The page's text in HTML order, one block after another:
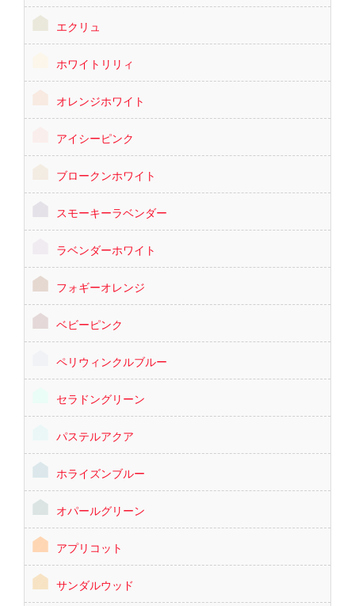
エクリュ
ホワイトリリィ
オレンジホワイト
アイシーピンク
ブロークンホワイト
スモーキーラベンダー
ラベンダーホワイト
フォギーオレンジ
ベビーピンク
ペリウィンクルブルー
セラドングリーン
パステルアクア
ホライズンブルー
オパールグリーン
アプリコット
サンダルウッド